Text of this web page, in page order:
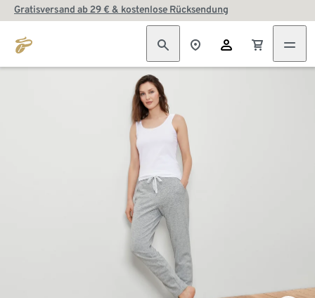
Gratisversand ab 29 € & kostenlose Rücksendung